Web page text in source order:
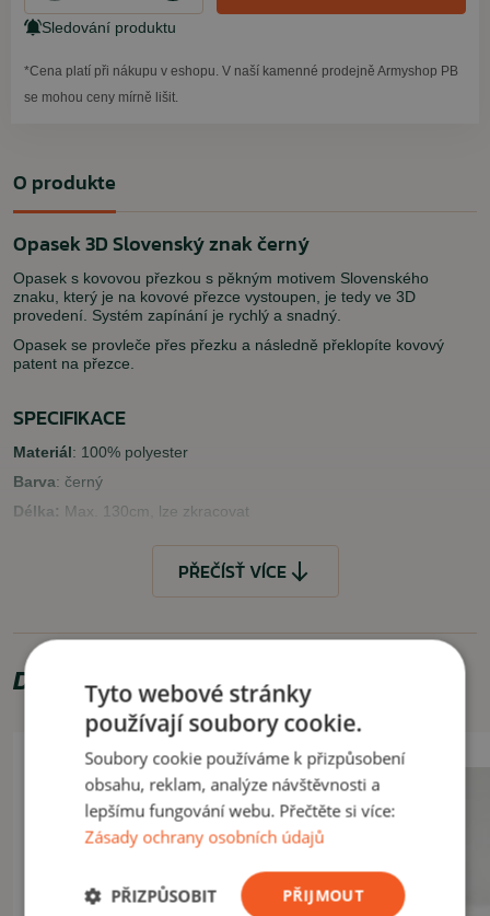
Sledování produktu
*Cena platí při nákupu v eshopu. V naší kamenné prodejně Armyshop PB
se mohou ceny mírně lišit.
O produkte
Opasek 3D Slovenský znak černý
Opasek s kovovou přezkou s pěkným motivem Slovenského
znaku, který je na kovové přezce vystoupen, je tedy ve 3D
provedení. Systém zapínání je rychlý a snadný.
Opasek se provleče přes přezku a následně překlopíte kovový
patent na přezce.
SPECIFIKACE
Materiál: 100% polyester
Barva: černý
Délka: Max. 130cm, lze zkracovat
rychlé a spolehlivé zapínání
možnost zkracovat
Praktický pásek vhodný zejména pro běžné nošení.
ČÍST MÉNĚ
PŘEČÍSŤ VÍCE
Doporučujeme zakoupit
Tyto webové stránky
používají soubory cookie.
Soubory cookie používáme k přizpůsobení
obsahu, reklam, analýze návštěvnosti a
lepšímu fungování webu. Přečtěte si více:
Zásady ochrany osobních údajů
PŘIJMOUT
PŘIZPŮSOBIT